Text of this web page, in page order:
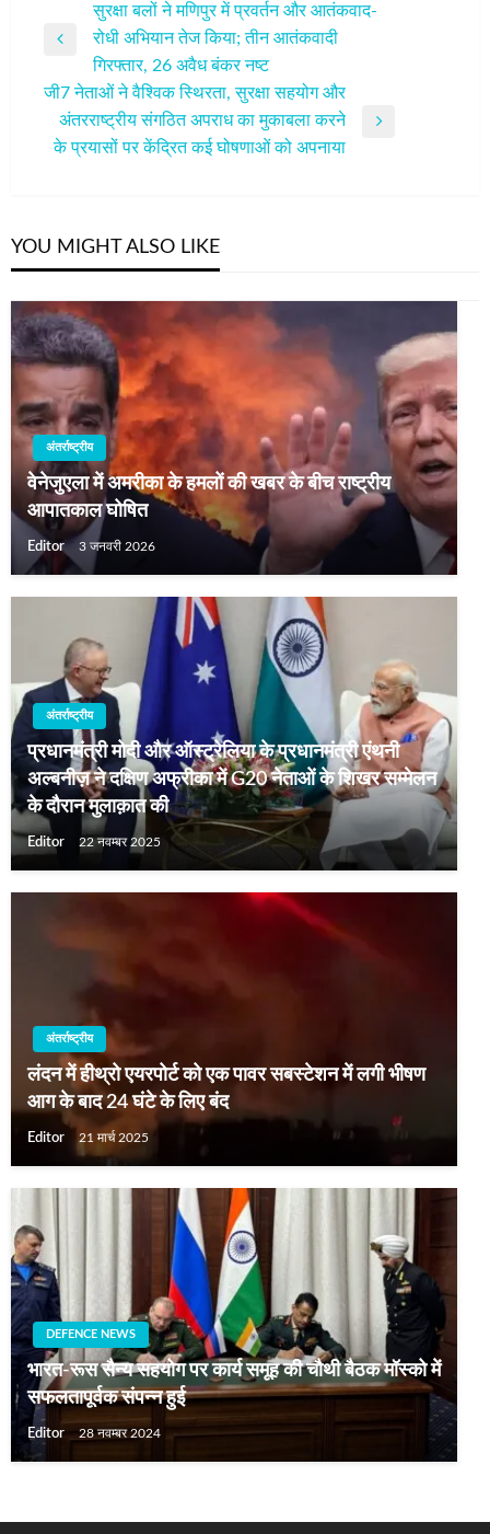
नेविगेशन
सुरक्षा बलों ने मणिपुर में प्रवर्तन और आतंकवाद-
रोधी अभियान तेज किया; तीन आतंकवादी
गिरफ्तार, 26 अवैध बंकर नष्ट
Post
जी7 नेताओं ने वैश्विक स्थिरता, सुरक्षा सहयोग और
अंतरराष्ट्रीय संगठित अपराध का मुकाबला करने
के प्रयासों पर केंद्रित कई घोषणाओं को अपनाया
YOU MIGHT ALSO LIKE
अंतर्राष्ट्रीय
वेनेजुएला में अमरीका के हमलों की खबर के बीच राष्ट्रीय
आपातकाल घोषित
Editor 3 जनवरी 2026
अंतर्राष्ट्रीय
प्रधानमंत्री मोदी और ऑस्ट्रेलिया के प्रधानमंत्री एंथनी
अल्बनीज़ ने दक्षिण अफ्रीका में G20 नेताओं के शिखर सम्मेलन
के दौरान मुलाक़ात की
Editor 22 नवम्बर 2025
अंतर्राष्ट्रीय
लंदन में हीथ्रो एयरपोर्ट को एक पावर सबस्टेशन में लगी भीषण
आग के बाद 24 घंटे के लिए बंद
Editor 21 मार्च 2025
DEFENCE NEWS
भारत-रूस सैन्य सहयोग पर कार्य समूह की चौथी बैठक मॉस्को में
सफलतापूर्वक संपन्न हुई
Editor 28 नवम्बर 2024